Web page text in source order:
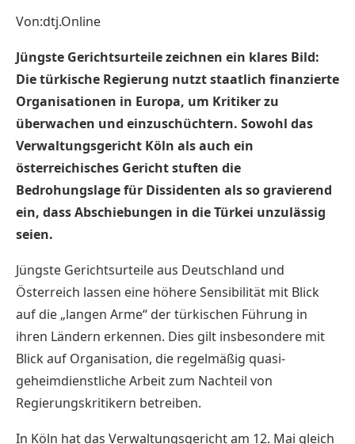
Von:dtj.Online
Jüngste Gerichtsurteile zeichnen ein klares Bild:
Die türkische Regierung nutzt staatlich finanzierte
Organisationen in Europa, um Kritiker zu
überwachen und einzuschüchtern. Sowohl das
Verwaltungsgericht Köln als auch ein
österreichisches Gericht stuften die
Bedrohungslage für Dissidenten als so gravierend
ein, dass Abschiebungen in die Türkei unzulässig
seien.
Jüngste Gerichtsurteile aus Deutschland und
Österreich lassen eine höhere Sensibilität mit Blick
auf die „langen Arme“ der türkischen Führung in
ihren Ländern erkennen. Dies gilt insbesondere mit
Blick auf Organisation, die regelmäßig quasi-
geheimdienstliche Arbeit zum Nachteil von
Regierungskritikern betreiben.
In Köln hat das Verwaltungsgericht am 12. Mai gleich